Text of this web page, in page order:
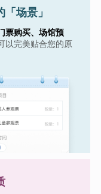
场景」
票购买、场馆预
以完美贴合您的原